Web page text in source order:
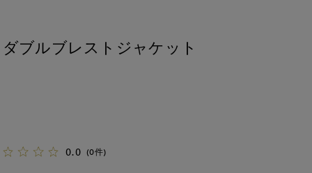
ダブルブレストジャケット
0.0 (0件)